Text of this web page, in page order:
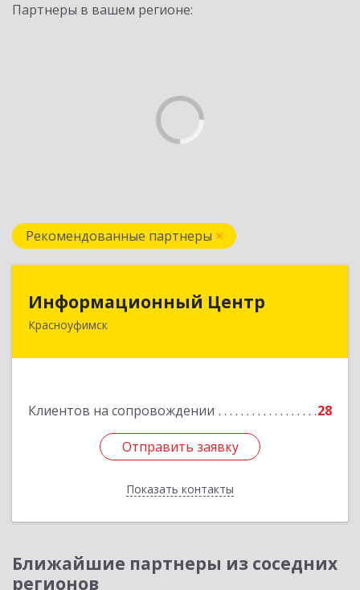
Партнеры в вашем регионе:
Рекомендованные партнеры
Информационный Центр
Красноуфимск
Клиентов на сопровождении 28
Отправить заявку
Показать контакты
Информационный Центр
623300, Свердловская обл, Красноуфимск г,
Отправить заявку
Назад
Ближайшие партнеры из соседних
регионов